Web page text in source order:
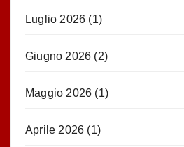
Luglio 2026 (1)
Giugno 2026 (2)
Maggio 2026 (1)
Aprile 2026 (1)